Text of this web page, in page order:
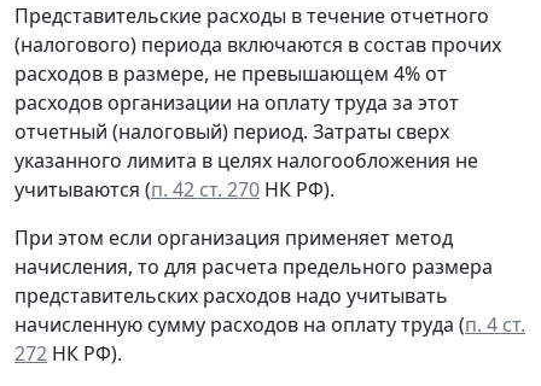
Представительские расходы в течение отчетного
(налогового) периода включаются в состав прочих
расходов в размере, не превышающем 4% от
расходов организации на оплату труда за этот
отчетный (налоговый) период. Затраты сверх
указанного лимита в целях налогообложения не
учитываются (п. 42 ст. 270 НК РФ).
При этом если организация применяет метод
начисления, то для расчета предельного размера
представительских расходов надо учитывать
начисленную сумму расходов на оплату труда (п. 4 ст.
272 НК РФ).